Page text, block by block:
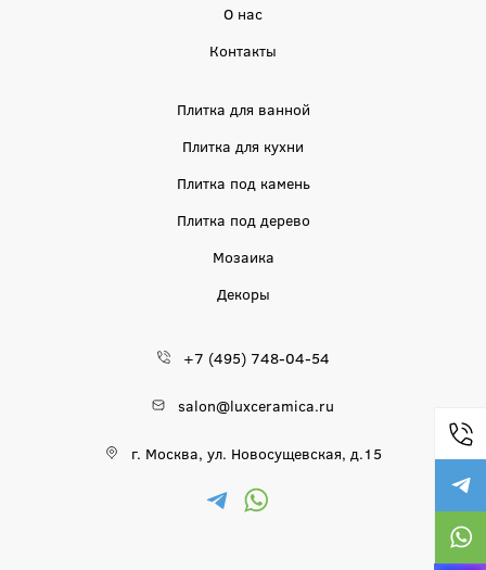
О нас
Контакты
Плитка для ванной
Плитка для кухни
Плитка под камень
Плитка под дерево
Мозаика
Декоры
+7 (495) 748-04-54
salon@luxceramica.ru
г. Москва, ул. Новосущевская, д.15